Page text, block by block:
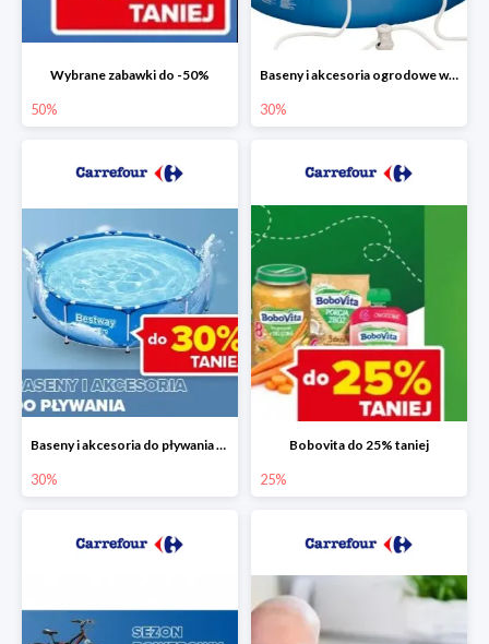
Wybrane zabawki do -50%
50%
Baseny i akcesoria ogrodowe w Carrefour do -30%
30%
Baseny i akcesoria do pływania do -30%
30%
Bobovita do 25% taniej
25%